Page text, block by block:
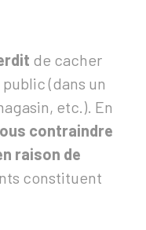
de cacher
(dans un
etc.). En
contraindre
raison de
constituent